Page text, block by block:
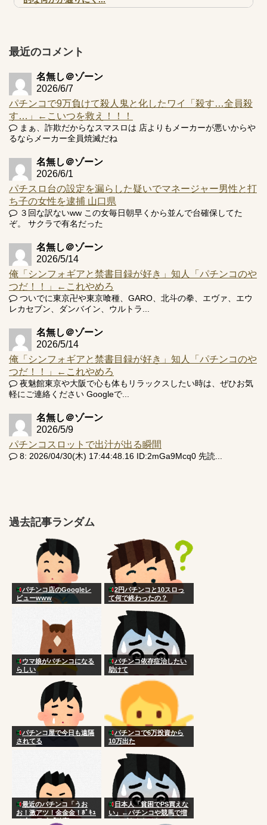
井の軽い絆？
Powered by livedoor 相互RSS
最近のコメント
名無し＠ゾーン
2026/6/7
パチンコで9万負けて殺人鬼と化したワイ「殺す…全員殺
す…」←こいつを救え！！！
まぁ、詐欺だからなスマスロは 店よりもメーカーが悪いからや
るならメーカー全員焼滅だね
名無し＠ゾーン
2026/6/1
パチスロ台の設定を漏らした疑いでマネージャー男性と打
ち子の女性を逮捕 山口県
３回な訳ないww この女毎日朝早くから並んで台確保してた
ぞ。 サクラで有名だった
名無し＠ゾーン
2026/5/14
俺「シンフォギアと禁書目録が好き」知人「パチンコのや
つだ！！」←これやめろ
ついでに東京卍や東京喰種、GARO、北斗の拳、エヴァ、エウ
レカセブン、ダンバイン、ウルトラ...
名無し＠ゾーン
2026/5/14
俺「シンフォギアと禁書目録が好き」知人「パチンコのや
つだ！！」←これやめろ
夜魅館東京や大阪で心も体もリラックスしたい時は、ぜひお気
軽にご連絡ください Googleで...
名無し＠ゾーン
2026/5/9
パチンコスロットで出汁が出る瞬間
8: 2026/04/30(木) 17:44:48.16 ID:2mGa9Mcq0 先読...
過去記事ランダム
パチンコ店のGoogleレ
ビューwww
2円パチンコと10スロっ
て何で終わったの？
ウマ娘がパチンコになる
らしい
パチンコ依存症治したい
助けて
パチンコ屋で今日も遠隔
されてる
パチンコで6万投資から
10万出た
最近のパチンコ「うお
お！激アツ！金金金！ﾎﾟｷｭ
ｰﾝ！」ワイ「確変か？」
日本人「貧困でPS買えな
い」←パチンコや競馬で増
やせばええだけなのにアホ